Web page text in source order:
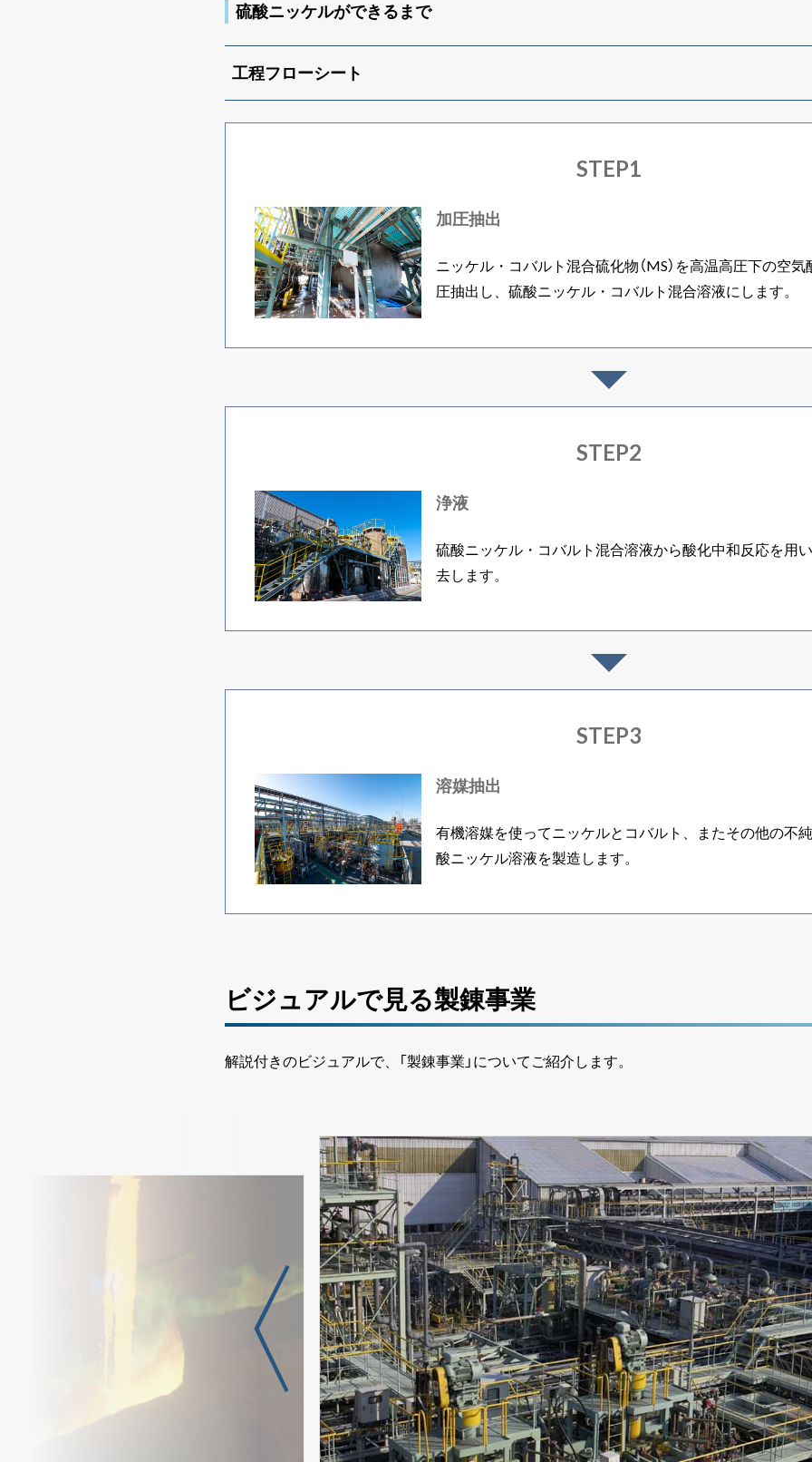
硫酸ニッケルができるまで
工程フローシート
STEP1
加圧抽出
ニッケル・コバルト混合硫化物（MS）を高温高圧下の空
圧抽出し、硫酸ニッケル・コバルト混合溶液にします。
STEP2
浄液
硫酸ニッケル・コバルト混合溶液から酸化中和反応を用
去します。
STEP3
溶媒抽出
有機溶媒を使ってニッケルとコバルト、またその他の不
酸ニッケル溶液を製造します。
ビジュアルで見る製錬事業
解説付きのビジュアルで、「製錬事業」についてご紹介します。